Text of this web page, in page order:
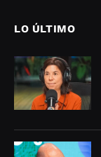
LO ÚLTIMO